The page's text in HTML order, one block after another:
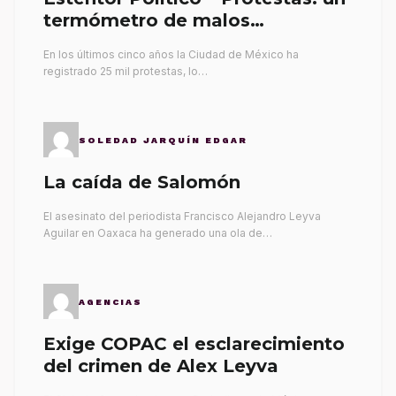
termómetro de malos
En los últimos cinco años la Ciudad de México ha
registrado 25 mil protestas, lo…
SOLEDAD JARQUÍN EDGAR
La caída de Salomón
El asesinato del periodista Francisco Alejandro Leyva
Aguilar en Oaxaca ha generado una ola de…
AGENCIAS
Exige COPAC el esclarecimiento
del crimen de Alex Leyva